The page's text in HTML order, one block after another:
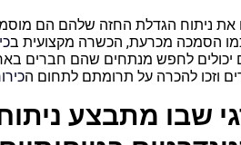
ניתוח הגדלת החזה שלהם הם
הסמכה מכרעת, הכשרה מקצועית ב
יכולים לחפש מנתחים שהם חברים
וזכו להכרה על תרומתם לתחום ה
שבו מתבצע